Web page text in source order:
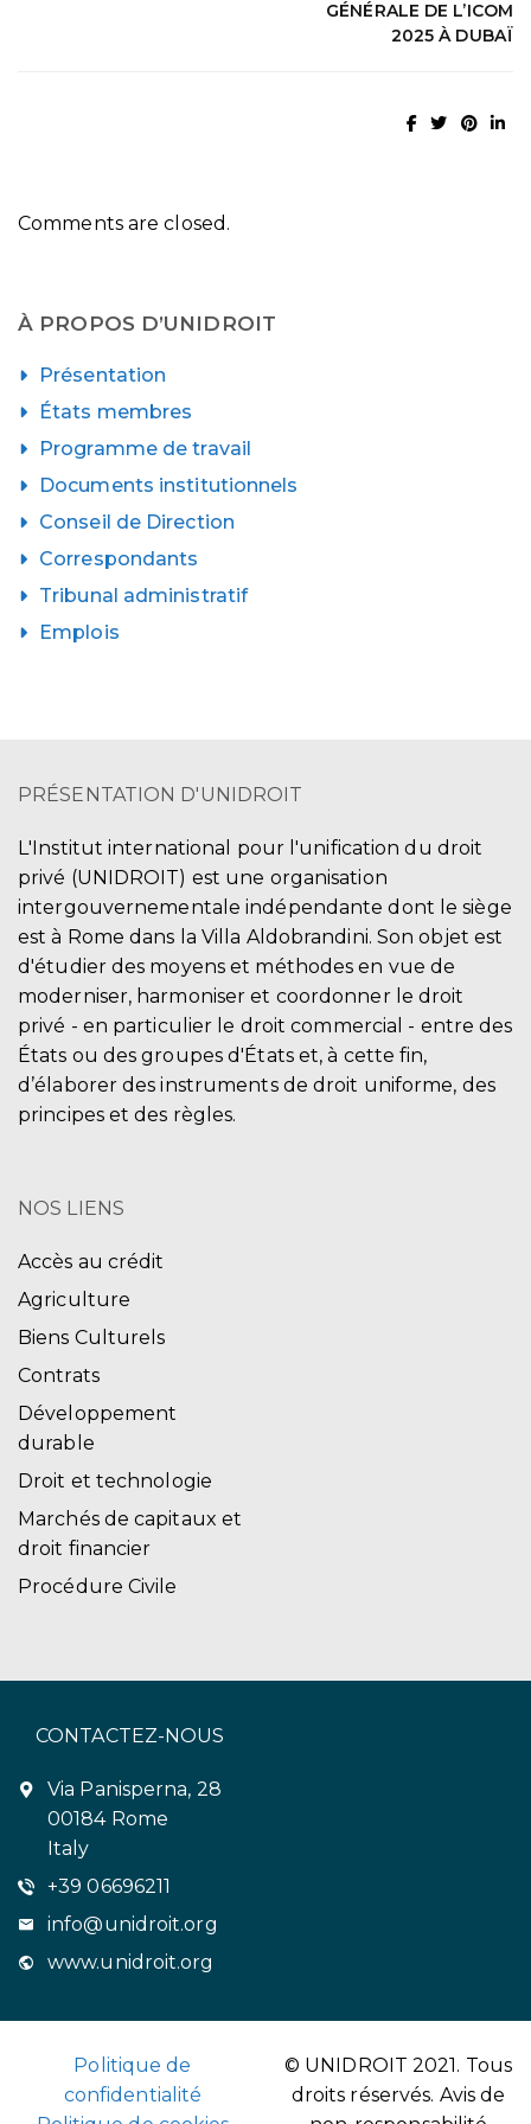
GÉNÉRALE DE L’ICOM
2025 À DUBAÏ
Comments are closed.
À PROPOS D’UNIDROIT
Présentation
États membres
Programme de travail
Documents institutionnels
Conseil de Direction
Correspondants
Tribunal administratif
Emplois
PRÉSENTATION D'UNIDROIT
L'Institut international pour l'unification du droit
privé (UNIDROIT) est une organisation
intergouvernementale indépendante dont le siège
est à Rome dans la Villa Aldobrandini. Son objet est
d'étudier des moyens et méthodes en vue de
moderniser, harmoniser et coordonner le droit
privé - en particulier le droit commercial - entre des
États ou des groupes d'États et, à cette fin,
d’élaborer des instruments de droit uniforme, des
principes et des règles.
NOS LIENS
Accès au crédit
Agriculture
Biens Culturels
Contrats
Développement
durable
Droit et technologie
Marchés de capitaux et
droit financier
Procédure Civile
CONTACTEZ-NOUS
Via Panisperna, 28
00184 Rome
Italy
+39 06696211
info@unidroit.org
www.unidroit.org
Politique de
confidentialité
© UNIDROIT 2021. Tous
droits réservés. Avis de